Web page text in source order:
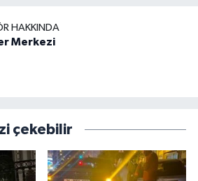
HAKKINDA
Merkezi
çekebilir